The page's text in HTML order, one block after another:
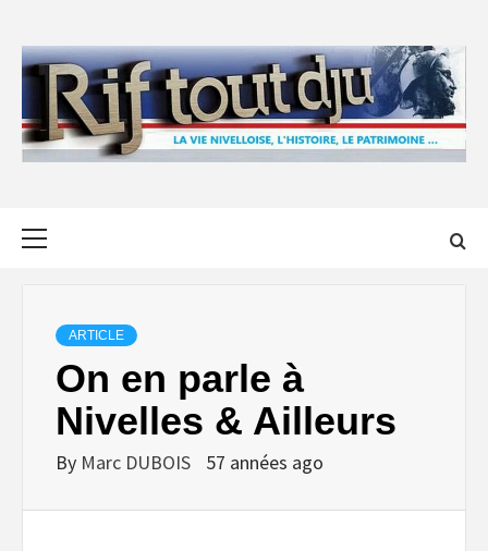
content
ARTICLE
On en parle à
Nivelles & Ailleurs
By Marc DUBOIS 57 années ago